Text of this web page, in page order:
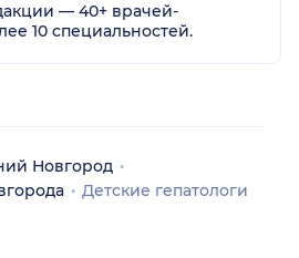
— 40+ врачей-
10 специальностей.
Новгород
Детские гепатологи